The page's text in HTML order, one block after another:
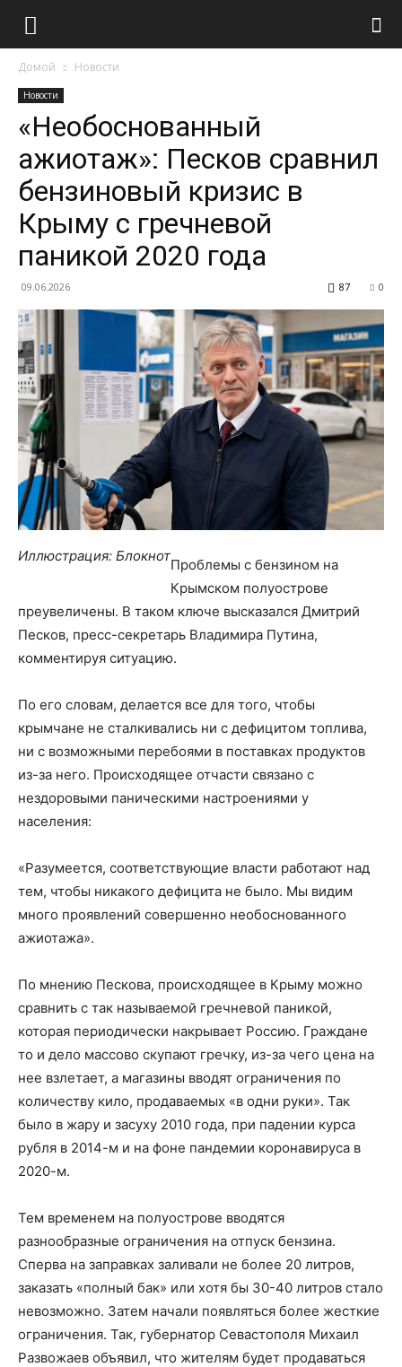
Домой Новости
Новости
«Необоснованный
ажиотаж»: Песков сравнил
бензиновый кризис в
Крыму с гречневой
паникой 2020 года
09.06.2026 0
87
Иллюстрация: Блокнот
Проблемы с бензином на
Крымском полуострове
преувеличены. В таком ключе высказался Дмитрий
Песков, пресс-секретарь Владимира Путина,
комментируя ситуацию.
По его словам, делается все для того, чтобы
крымчане не сталкивались ни с дефицитом топлива,
ни с возможными перебоями в поставках продуктов
из-за него. Происходящее отчасти связано с
нездоровыми паническими настроениями у
населения:
«Разумеется, соответствующие власти работают над
тем, чтобы никакого дефицита не было. Мы видим
много проявлений совершенно необоснованного
ажиотажа».
По мнению Пескова, происходящее в Крыму можно
сравнить с так называемой гречневой паникой,
которая периодически накрывает Россию. Граждане
то и дело массово скупают гречку, из-за чего цена на
нее взлетает, а магазины вводят ограничения по
количеству кило, продаваемых «в одни руки». Так
было в жару и засуху 2010 года, при падении курса
рубля в 2014-м и на фоне пандемии коронавируса в
2020-м.
Тем временем на полуострове вводятся
разнообразные ограничения на отпуск бензина.
Сперва на заправках заливали не более 20 литров,
заказать «полный бак» или хотя бы 30-40 литров стало
невозможно. Затем начали появляться более жесткие
ограничения. Так, губернатор Севастополя Михаил
Развожаев объявил, что жителям будет продаваться